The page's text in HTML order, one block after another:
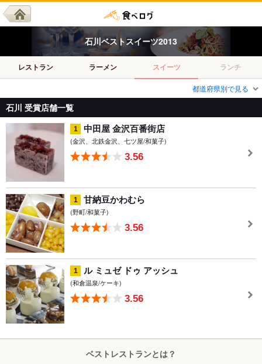
石川ベストスイーツ2013
レストラン ラーメン スイーツ ランチ
都道府県別で見る
石川 受賞店舗一覧
1 中田屋 金沢百番街店
(金沢、北鉄金沢、七ツ屋/和菓子)
3.56
1 甘納豆かわむら
(野町/和菓子)
3.56
1 ル ミュゼ ドゥ アッシュ
(和倉温泉/ケーキ)
3.56
ベストレストランとは？